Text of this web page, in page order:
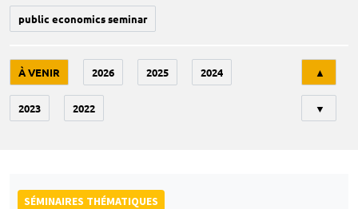
public economics seminar
À VENIR 2026 2025 2024
2023 2022
▲
▼
SÉMINAIRES THÉMATIQUES